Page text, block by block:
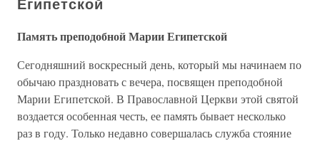
Египетской
Память преподобной Марии Египетской
Сегодняшний воскресный день, который мы начинаем по
обычаю праздновать с вечера, посвящен преподобной
Марии Египетской. В Православной Церкви этой святой
воздается особенная честь, ее память бывает несколько
раз в году. Только недавно совершалась служба стояние